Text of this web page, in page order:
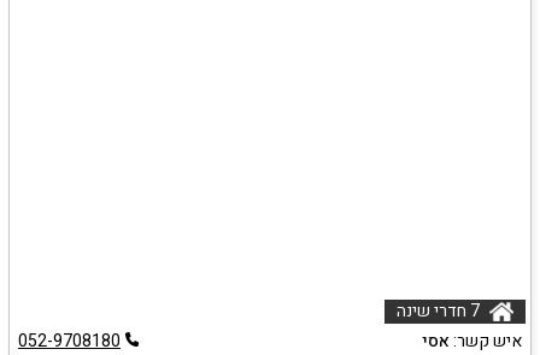
איש קשר:אסי 052-9708180